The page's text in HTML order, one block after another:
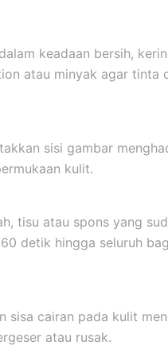
keadaan bersih,
atau minyak agar tinta
sisi gambar
kulit.
tisu atau spons yang
detik hingga seluruh
sisa cairan pada kulit
atau rusak.